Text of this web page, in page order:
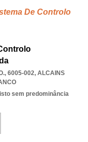
De Controlo
6005-002, ALCAINS
sem predominância